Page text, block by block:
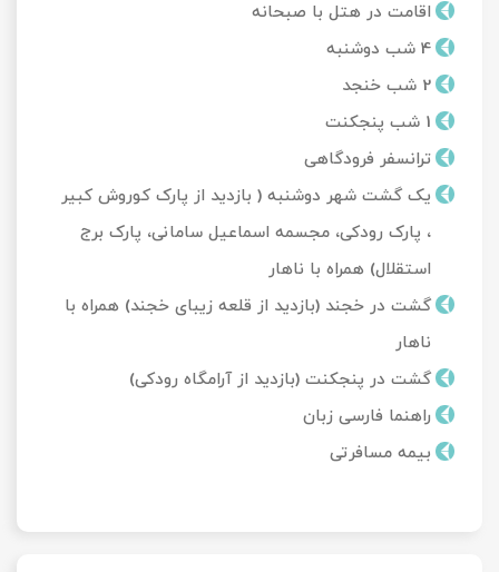
اقامت در هتل با صبحانه
4 شب دوشنبه
2 شب خنجد
1 شب پنجکنت
ترانسفر فرودگاهی
یک گشت شهر دوشنبه ( بازدید از پارک کوروش کبیر
، پارک رودکی، مجسمه اسماعیل سامانی، پارک برج
استقلال) همراه با ناهار
گشت در خجند (بازدید از قلعه زیبای خجند) همراه با
ناهار
گشت در پنجکنت (بازدید از آرامگاه رودکی)
راهنما فارسی زبان
بیمه مسافرتی